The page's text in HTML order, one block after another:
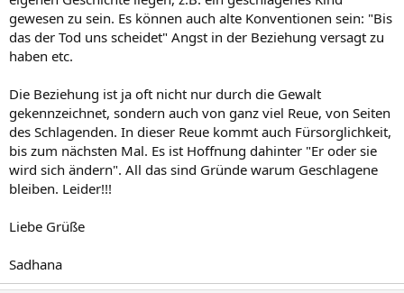
gewesen zu sein. Es können auch alte Konventionen sein: "Bis
das der Tod uns scheidet" Angst in der Beziehung versagt zu
haben etc.
Die Beziehung ist ja oft nicht nur durch die Gewalt
gekennzeichnet, sondern auch von ganz viel Reue, von Seiten
des Schlagenden. In dieser Reue kommt auch Fürsorglichkeit,
bis zum nächsten Mal. Es ist Hoffnung dahinter "Er oder sie
wird sich ändern". All das sind Gründe warum Geschlagene
bleiben. Leider!!!
Liebe Grüße
Sadhana